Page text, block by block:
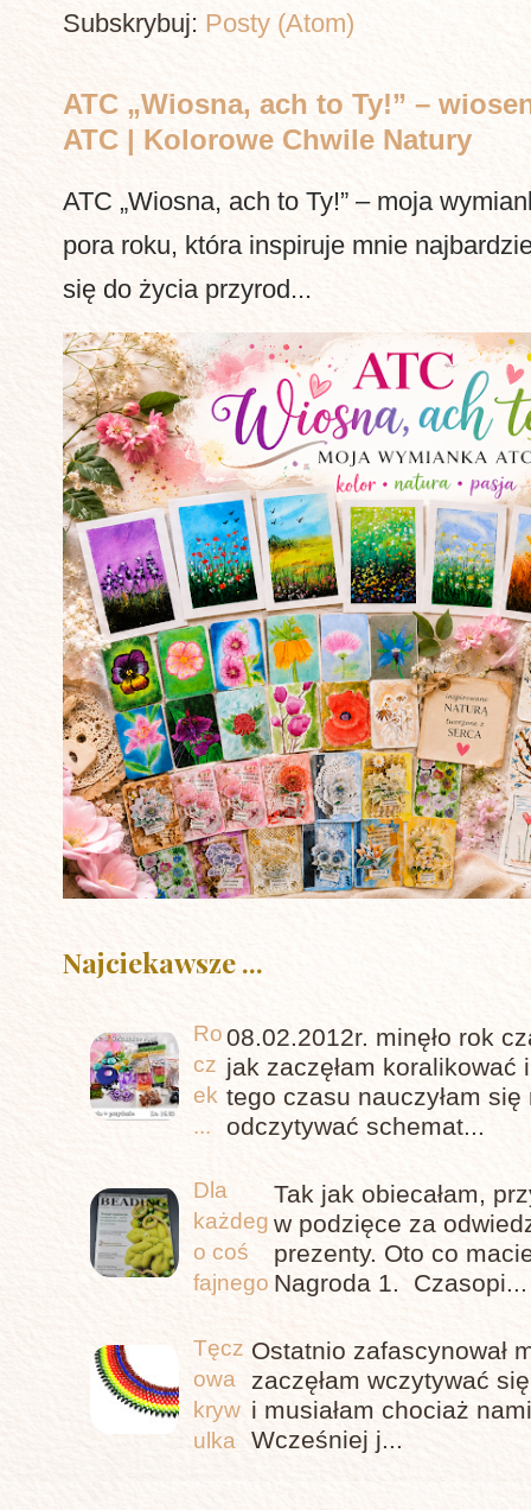
Subskrybuj: Posty (Atom)
ATC „Wiosna, ach to Ty!” –
ATC | Kolorowe Chwile Natury
ATC „Wiosna, ach to Ty!” – moja
pora roku, która inspiruje mnie
się do życia przyrod...
Najciekawsze ...
Ro
cz
ek
...
08.02.2012r. minęło rok
jak zaczęłam koralikować
tego czasu nauczyłam
odczytywać schemat...
Dla
każdeg
o coś
fajnego
Tak jak obiecałam,
w podzięce za
prezenty. Oto co
Nagroda 1. Czasopi...
Tęcz
owa
kryw
ulka
Ostatnio zafascynował
zaczęłam wczytywać
i musiałam chociaż
Wcześniej j...